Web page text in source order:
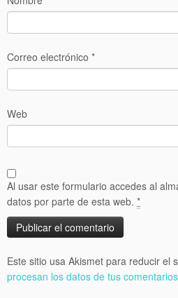
Correo electrónico *
Web
Al usar este formulario accedes al
datos por parte de esta web. *
Este sitio usa Akismet para reducir el
procesan los datos de tus